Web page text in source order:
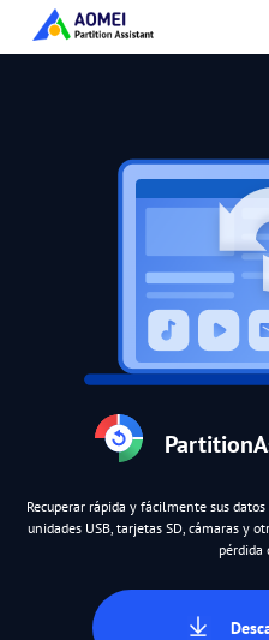
Recuperar rápida y fácilmente sus
unidades USB, tarjetas SD, cámaras y
pérdida